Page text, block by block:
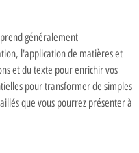
généralement
l'application de matières et
et du texte pour enrichir vos
pour transformer de simples
que vous pourrez présenter à